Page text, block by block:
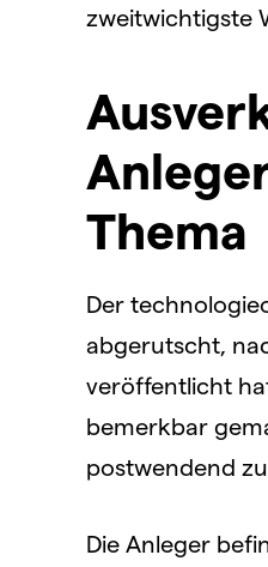
zweitwichtigste
Thema
Der
abgerutscht,
veröffentlicht
bemerkbar
postwendend
Die Anleger